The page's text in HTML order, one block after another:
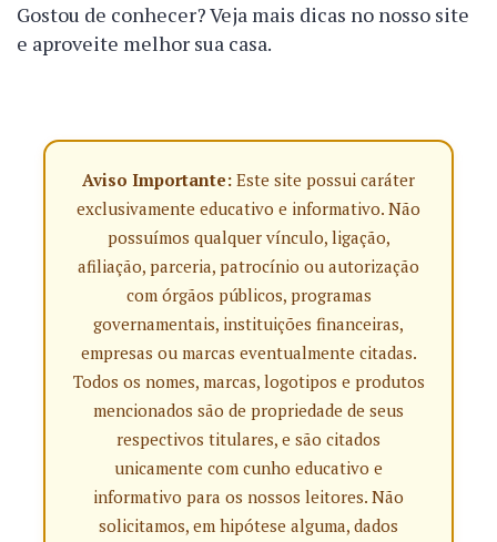
Gostou de conhecer? Veja mais dicas no nosso site
e aproveite melhor sua casa.
Aviso Importante: Este site possui caráter
exclusivamente educativo e informativo. Não
possuímos qualquer vínculo, ligação,
afiliação, parceria, patrocínio ou autorização
com órgãos públicos, programas
governamentais, instituições financeiras,
empresas ou marcas eventualmente citadas.
Todos os nomes, marcas, logotipos e produtos
mencionados são de propriedade de seus
respectivos titulares, e são citados
unicamente com cunho educativo e
informativo para os nossos leitores. Não
solicitamos, em hipótese alguma, dados